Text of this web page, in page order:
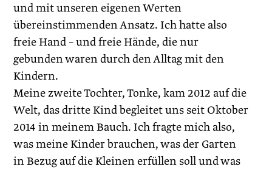
und mit unseren eigenen Werten
übereinstimmenden Ansatz. Ich hatte also
freie Hand – und freie Hände, die nur
gebunden waren durch den Alltag mit den
Kindern.
Meine zweite Tochter, Tonke, kam 2012 auf die
Welt, das dritte Kind begleitet uns seit Oktober
2014 in meinem Bauch. Ich fragte mich also,
was meine Kinder brauchen, was der Garten
in Bezug auf die Kleinen erfüllen soll und was